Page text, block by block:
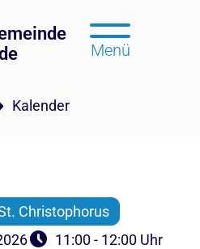
Menü
Kalender
Christophorus
11:00 - 12:00 Uhr